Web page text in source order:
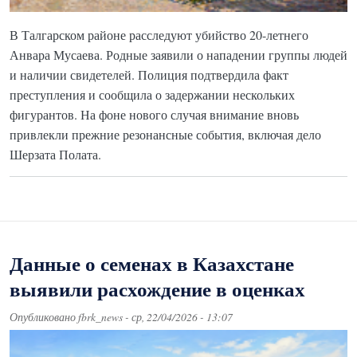
В Талгарском районе расследуют убийство 20-летнего
Анвара Мусаева. Родные заявили о нападении группы людей
и наличии свидетелей. Полиция подтвердила факт
преступления и сообщила о задержании нескольких
фигурантов. На фоне нового случая внимание вновь
привлекли прежние резонансные события, включая дело
Шерзата Полата.
Данные о семенах в Казахстане
выявили расхождение в оценках
Опубликованоfbrk_news- ср, 22/04/2026 - 13:07